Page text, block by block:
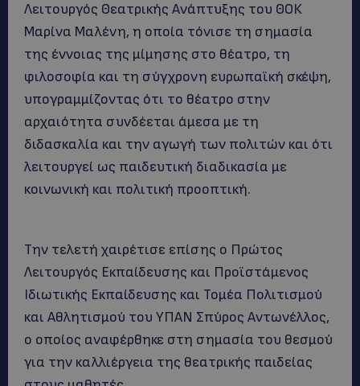
Λειτουργός Θεατρικής Ανάπτυξης του ΘΟΚ
Μαρίνα Μαλένη, η οποία τόνισε τη σημασία
της έννοιας της μίμησης στο θέατρο, τη
φιλοσοφία και τη σύγχρονη ευρωπαϊκή σκέψη,
υπογραμμίζοντας ότι το θέατρο στην
αρχαιότητα συνδέεται άμεσα με τη
διδασκαλία και την αγωγή των πολιτών και ότι
λειτουργεί ως παιδευτική διαδικασία με
κοινωνική και πολιτική προοπτική.
Την τελετή χαιρέτισε επίσης ο Πρώτος
Λειτουργός Εκπαίδευσης και Προϊστάμενος
Ιδιωτικής Εκπαίδευσης και Τομέα Πολιτισμού
και Αθλητισμού του ΥΠΑΝ Σπύρος Αντωνέλλος,
ο οποίος αναφέρθηκε στη σημασία του θεσμού
για την καλλιέργεια της θεατρικής παιδείας